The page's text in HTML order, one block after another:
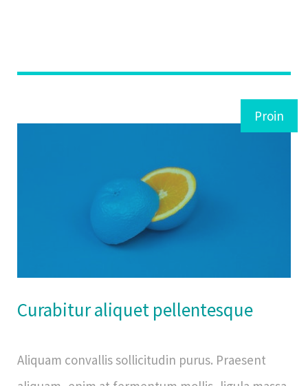
Proin
Curabitur aliquet pellentesque
Aliquam convallis sollicitudin purus. Praesent